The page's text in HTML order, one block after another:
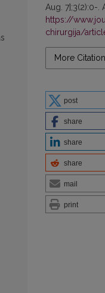
Aug. 7];3(2):0-.
https://
chirurgija/
More
post
share
share
share
mail
print